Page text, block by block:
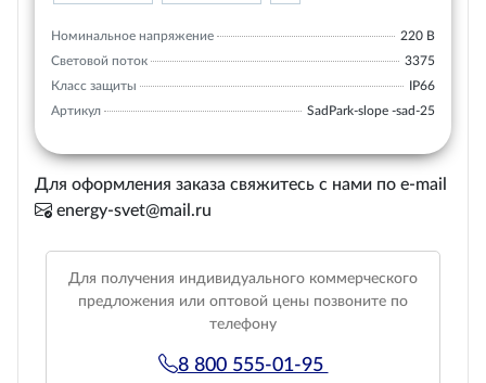
Номинальное напряжение
220 В
Световой поток
3375
Класс защиты
IP66
Артикул
SadPark-slope -sad-25
Для оформления заказа свяжитесь с нами по e-mail
energy-svet@mail.ru
Для получения индивидуального коммерческого
предложения или оптовой цены позвоните по
телефону
8 800 555-01-95